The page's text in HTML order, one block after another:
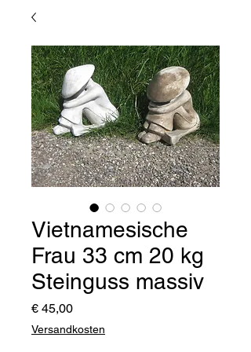
Vietnamesische
Frau 33 cm 20 kg
Steinguss massiv
€ 45,00Preis
Versandkosten